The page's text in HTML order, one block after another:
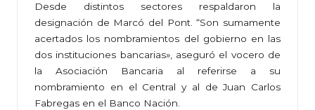
Desde distintos sectores respaldaron la
designación de Marcó del Pont. “Son sumamente
acertados los nombramientos del gobierno en las
dos instituciones bancarias», aseguró el vocero de
la Asociación Bancaria al referirse a su
nombramiento en el Central y al de Juan Carlos
Fabregas en el Banco Nación.